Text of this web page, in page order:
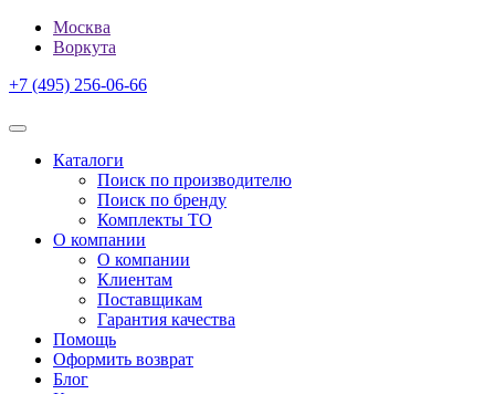
Москва
Воркута
+7 (495) 256-06-66
Каталоги
Поиск по производителю
Поиск по бренду
Комплекты ТО
О компании
О компании
Клиентам
Поставщикам
Гарантия качества
Помощь
Оформить возврат
Блог